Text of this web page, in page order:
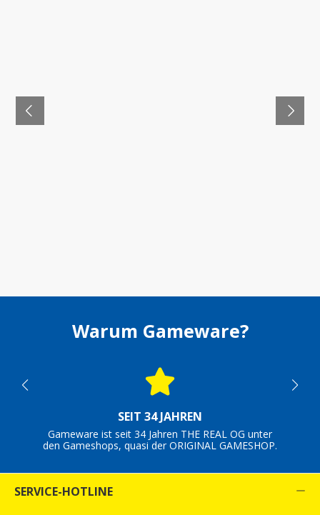
Warum Gameware?
SEIT 34 JAHREN
Gameware ist seit 34 Jahren THE REAL OG unter
den Gameshops, quasi der ORIGINAL GAMESHOP.
SERVICE-HOTLINE